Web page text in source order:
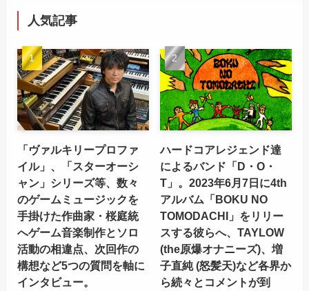
人気記事
「ヴァルキリープロファ
イル」、「スターオーシ
ャン」シリーズ等、数々
のゲームミュージックを
手掛けた作曲家・桜庭統
へゲーム音楽制作とソロ
活動の相違点、次回作の
構想など5つの質問を軸に
インタビュー。
ハードコアレジェンド達
によるバンド「D・O・
T」。2023年6月7日に4th
アルバム「BOKU NO
TOMODACHI」をリリー
スする彼らへ、TAYLOW
(the原爆オナニーズ)、増
子直純 (怒髪天)など各界か
ら続々とコメントが到